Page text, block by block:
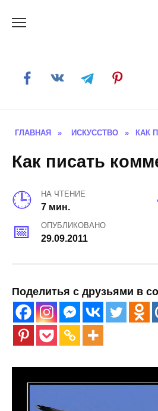
ГЛАВНАЯ » ИСКУССТВО » КАК
Как писать
НА ЧТЕНИЕ
7 мин.
ОПУБЛИКОВАНО
29.09.2011
Поделитья с друзьями в